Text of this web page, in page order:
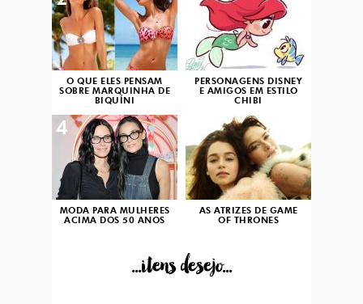
O QUE ELES PENSAM
SOBRE MARQUINHA DE
BIQUÍNI
PERSONAGENS DISNEY
E AMIGOS EM ESTILO
CHIBI
MODA PARA MULHERES
ACIMA DOS 50 ANOS
4
AS ATRIZES DE GAME
OF THRONES
...itens desejo...